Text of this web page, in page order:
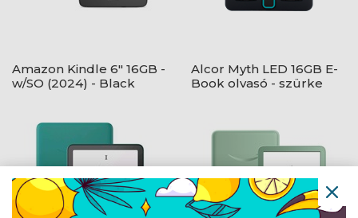
Amazon Kindle 6" 16GB -
w/SO (2024) - Black
Alcor Myth LED 16GB E-
Book olvasó - szürke